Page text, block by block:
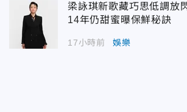
梁詠琪新歌藏巧思低調
14年仍甜蜜曝保鮮秘訣
17小時前 娛樂